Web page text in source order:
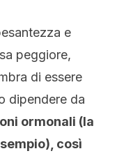
e
peggiore,
di essere
dipendere da
ormonali (la
così